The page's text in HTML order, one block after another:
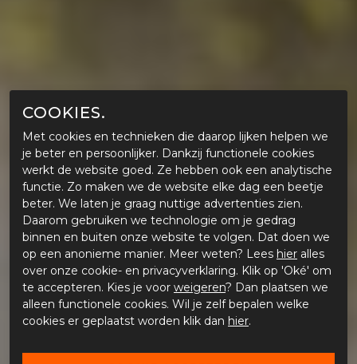
COOKIES.
Met cookies en technieken die daarop lijken helpen we
je beter en persoonlijker. Dankzij functionele cookies
werkt de website goed. Ze hebben ook een analytische
functie. Zo maken we de website elke dag een beetje
beter. We laten je graag nuttige advertenties zien.
Daarom gebruiken we technologie om je gedrag
binnen en buiten onze website te volgen. Dat doen we
op een anonieme manier. Meer weten? Lees hier alles
over onze cookie- en privacyverklaring. Klik op 'Oké' om
te accepteren. Kies je voor weigeren? Dan plaatsen we
alleen functionele cookies. Wil je zelf bepalen welke
cookies er geplaatst worden klik dan hier.